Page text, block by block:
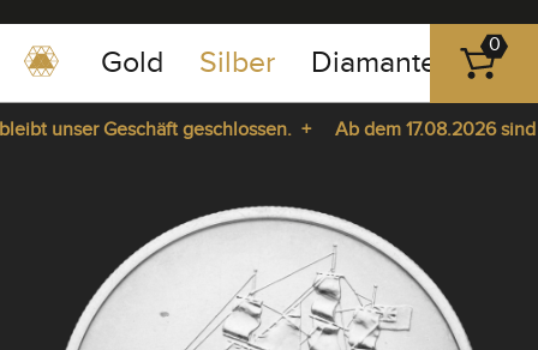
0351
-
43
Gold Silber Diamanten
0
unser Geschäft geschlossen. +
Ab dem 17.08.2026 sind